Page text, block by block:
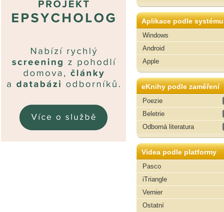
Aplikace podle systému
Windows
Android
Apple
eKnihy podle zaměření
Poezie
Beletrie
Odborná literatura
Videa podle platformy
Pasco
iTriangle
Vernier
Ostatní